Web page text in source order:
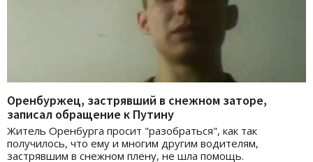
Оренбуржец, застрявший в снежном заторе,
записал обращение к Путину
Житель Оренбурга просит "разобраться", как так
получилось, что ему и многим другим водителям,
застрявшим в снежном плену, не шла помощь.